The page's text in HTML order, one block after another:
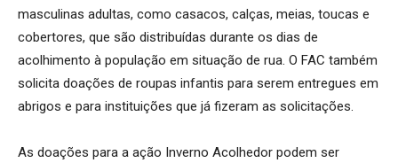
masculinas adultas, como casacos, calças, meias, toucas e
cobertores, que são distribuídas durante os dias de
acolhimento à população em situação de rua. O FAC também
solicita doações de roupas infantis para serem entregues em
abrigos e para instituições que já fizeram as solicitações.
As doações para a ação Inverno Acolhedor podem ser